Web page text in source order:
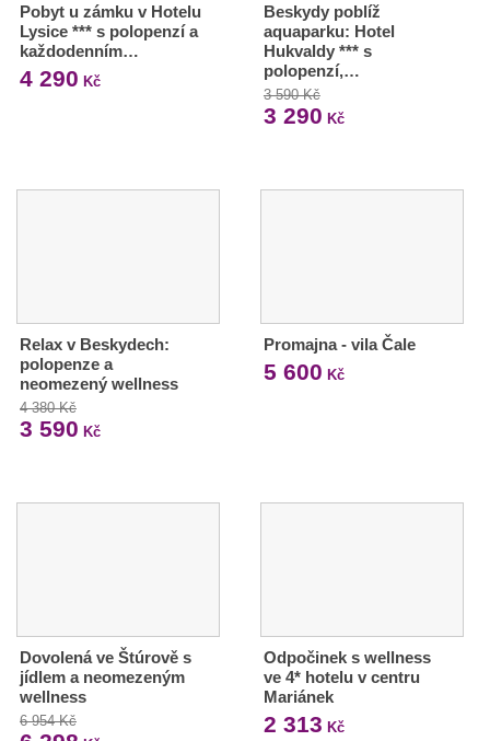
Pobyt u zámku v Hotelu
Lysice *** s polopenzí a
každodenním…
4 290 Kč
Beskydy poblíž
aquaparku: Hotel
Hukvaldy *** s
polopenzí,…
3 590 Kč
3 290 Kč
Relax v Beskydech:
polopenze a
neomezený wellness
4 380 Kč
3 590 Kč
Promajna - vila Čale
5 600 Kč
Dovolená ve Štúrově s
jídlem a neomezeným
wellness
6 954 Kč
Odpočinek s wellness
ve 4* hotelu v centru
Mariánek
2 313 Kč